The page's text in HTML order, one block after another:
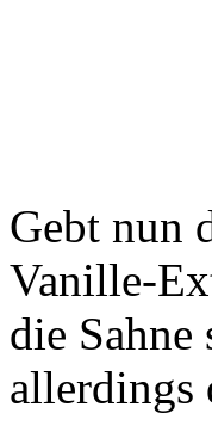
Gebt nun
Vanille-
die
allerdings